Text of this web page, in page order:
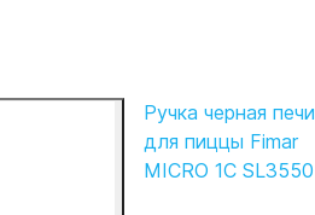
Ручка черная печи
для пиццы Fimar
MICRO 1С SL3550